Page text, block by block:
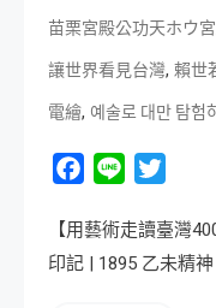
苗栗宮殿公功天ホウ
讓世界看見台灣, 賴世
電繪, 예술로 대만 탐험
Facebook
Line
【用藝術走讀臺灣
印記 | 1895 乙未精